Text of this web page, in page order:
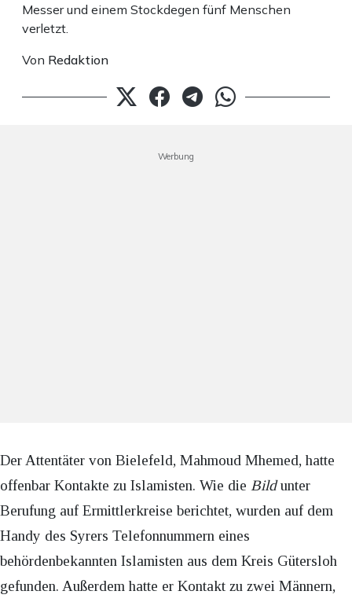
Messer und einem Stockdegen fünf Menschen
verletzt.
Von Redaktion
Werbung
Der Attentäter von Bielefeld, Mahmoud Mhemed, hatte
offenbar Kontakte zu Islamisten. Wie die Bildunter
Berufung auf Ermittlerkreise berichtet, wurden auf dem
Handy des Syrers Telefonnummern eines
behördenbekannten Islamisten aus dem Kreis Gütersloh
gefunden. Außerdem hatte er Kontakt zu zwei Männern,